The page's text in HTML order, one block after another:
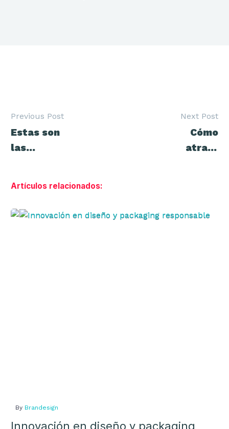
de
Previous Post
Estas son
las
más
Next Post
Cómo
atraer
Artículos relacionados:
Innovación
By Brandesign
Innovación en diseño y packaging